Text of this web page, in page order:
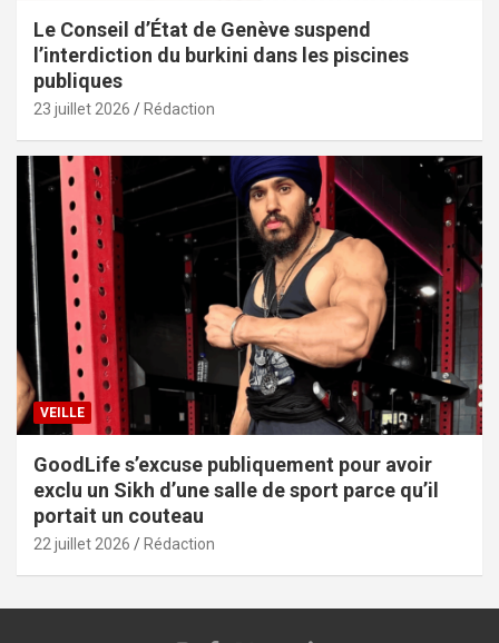
Le Conseil d’État de Genève suspend
l’interdiction du burkini dans les piscines
publiques
23 juillet 2026 Rédaction
VEILLE
GoodLife s’excuse publiquement pour avoir
exclu un Sikh d’une salle de sport parce qu’il
portait un couteau
22 juillet 2026 Rédaction